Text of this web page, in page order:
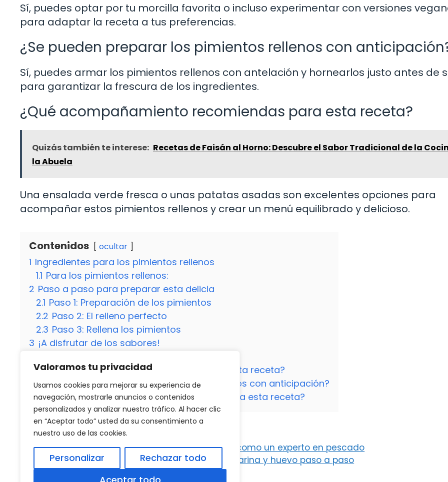
Valoramos tu privacidad
Usamos cookies para mejorar su experiencia de
navegación, mostrarle anuncios o contenidos
personalizados y analizar nuestro tráfico. Al hacer clic
en “Aceptar todo” usted da su consentimiento a
nuestro uso de las cookies.
Personalizar
Rechazar todo
Sí, puedes optar por tu morcilla favorita o incluso experimentar con versiones
para adaptar la receta a tus preferencias.
¿Se pueden preparar los pimientos rellenos con
Sí, puedes armar los pimientos rellenos con antelación y hornearlos justo antes de
para garantizar la frescura de los ingredientes.
¿Qué acompañamiento recomiendas para esta receta?
Quizás también te interese: Recetas de Faisán al Horno: Descubre el Sabor Tradicional de la
la Abuela
Una ensalada verde fresca o unas patatas asadas son excelentes opciones para
acompañar estos pimientos rellenos y crear un menú equilibrado y delicioso.
Contenidos ocultar
1 Ingredientes para los pimientos rellenos
1.1 Para los pimientos rellenos:
2 Paso a paso para preparar esta delicia
2.1 Paso 1: Preparación de los pimientos
2.2 Paso 2: El relleno perfecto
2.3 Paso 3: Rellena los pimientos
3 ¡A disfrutar de los sabores!
3.2 ¿Puedo usar otro tipo de morcilla para esta receta?
3.3 ¿Se pueden preparar los pimientos rellenos con anticipación?
3.4 ¿Qué acompañamiento recomiendas para esta receta?
Categorías
Recetas
Receta fácil: Cómo cocinar gallo a la plancha como un experto en pescado
Receta fácil: Cómo hacer pollo rebozado con harina y huevo paso a paso